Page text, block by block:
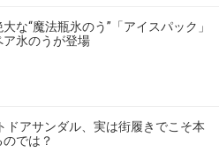
な“魔法瓶氷のう”「アイスパック」
ア氷のうが登場
ドアサンダル、実は街履きでこそ本
では？